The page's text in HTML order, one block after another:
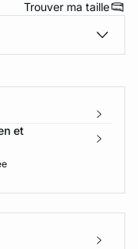
Trouver ma taille
et